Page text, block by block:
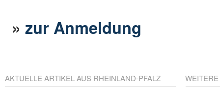
»zur Anmeldung
AKTUELLE ARTIKEL AUS RHEINLAND-PFALZ